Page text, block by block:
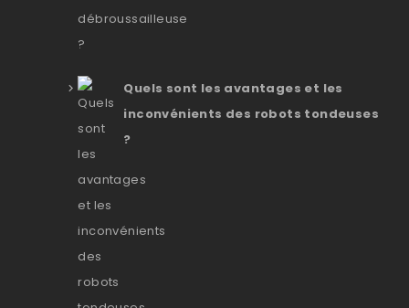
Quels sont les avantages et les
inconvénients des robots tondeuses
?